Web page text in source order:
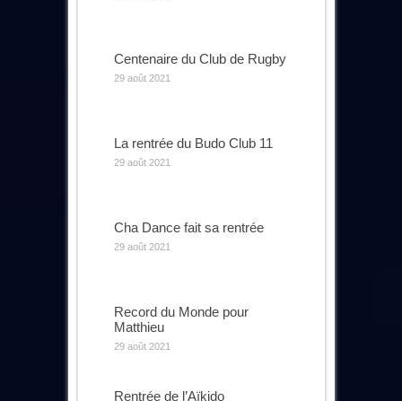
Centenaire du Club de Rugby
29 août 2021
La rentrée du Budo Club 11
29 août 2021
Cha Dance fait sa rentrée
29 août 2021
Record du Monde pour
Matthieu
29 août 2021
Rentrée de l’Aïkido